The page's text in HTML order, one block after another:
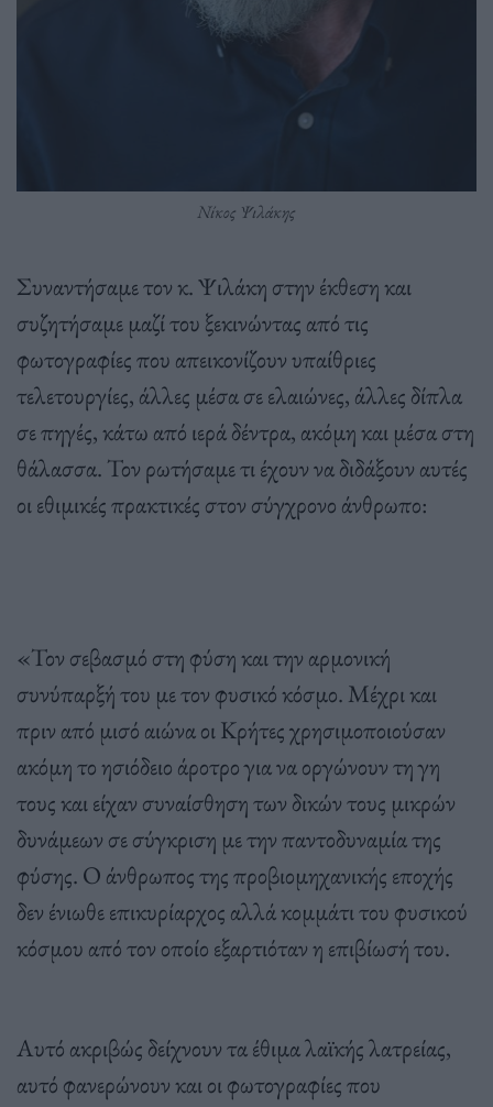
Νίκος Ψιλάκης
Συναντήσαμε τον κ. Ψιλάκη στην έκθεση και
συζητήσαμε μαζί του ξεκινώντας από τις
φωτογραφίες που απεικονίζουν υπαίθριες
τελετουργίες, άλλες μέσα σε ελαιώνες, άλλες δίπλα
σε πηγές, κάτω από ιερά δέντρα, ακόμη και μέσα στη
θάλασσα. Τον ρωτήσαμε τι έχουν να διδάξουν αυτές
οι εθιμικές πρακτικές στον σύγχρονο άνθρωπο:
«Τον σεβασμό στη φύση και την αρμονική
συνύπαρξή του με τον φυσικό κόσμο. Μέχρι και
πριν από μισό αιώνα οι Κρήτες χρησιμοποιούσαν
ακόμη το ησιόδειο άροτρο για να οργώνουν τη γη
τους και είχαν συναίσθηση των δικών τους μικρών
δυνάμεων σε σύγκριση με την παντοδυναμία της
φύσης. Ο άνθρωπος της προβιομηχανικής εποχής
δεν ένιωθε επικυρίαρχος αλλά κομμάτι του φυσικού
κόσμου από τον οποίο εξαρτιόταν η επιβίωσή του.
Αυτό ακριβώς δείχνουν τα έθιμα λαϊκής λατρείας,
αυτό φανερώνουν και οι φωτογραφίες που